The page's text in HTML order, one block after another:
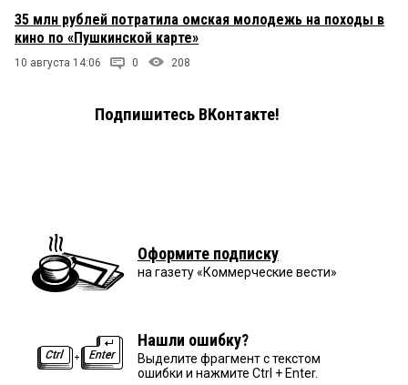
35 млн рублей потратила омская молодежь на походы в
кино по «Пушкинской карте»
10 августа 14:06 0 208
Подпишитесь ВКонтакте!
Оформите подписку
на газету «Коммерческие вести»
Нашли ошибку?
Выделите фрагмент с текстом
ошибки и нажмите Ctrl + Enter.